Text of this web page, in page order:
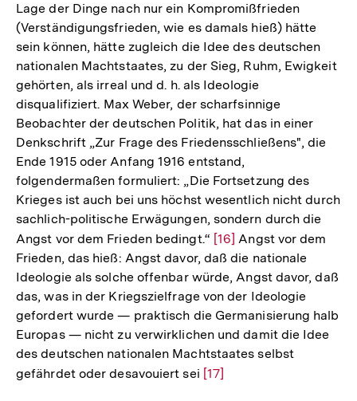
Lage der Dinge nach nur ein Kompromißfrieden
(Verständigungsfrieden, wie es damals hieß) hätte
sein können, hätte zugleich die Idee des deutschen
nationalen Machtstaates, zu der Sieg, Ruhm, Ewigkeit
gehörten, als irreal und d. h. als Ideologie
disqualifiziert. Max Weber, der scharfsinnige
Beobachter der deutschen Politik, hat das in einer
Denkschrift „Zur Frage des Friedensschließens", die
Ende 1915 oder Anfang 1916 entstand,
folgendermaßen formuliert: „Die Fortsetzung des
Krieges ist auch bei uns höchst wesentlich nicht durch
sachlich-politische Erwägungen, sondern durch die
Angst vor dem Frieden bedingt.“ Zur
Auflösung
der
Fußnote
[16] Angst vor dem
Frieden, das hieß: Angst davor, daß die nationale
Ideologie als solche offenbar würde, Angst davor, daß
das, was in der Kriegszielfrage von der Ideologie
gefordert wurde — praktisch die Germanisierung halb
Europas — nicht zu verwirklichen und damit die Idee
des deutschen nationalen Machtstaates selbst
gefährdet oder desavouiert sei Zur
[17]